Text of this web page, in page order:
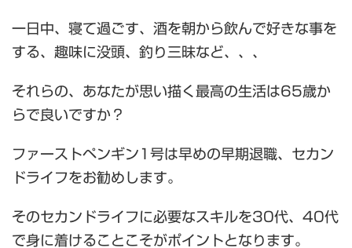
一日中、寝て過ごす、酒を朝から飲んで好きな事を
する、趣味に没頭、釣り三昧など、、、
それらの、あなたが思い描く最高の生活は65歳か
らで良いですか？
ファーストペンギン1号は早めの早期退職、セカン
ドライフをお勧めします。
そのセカンドライフに必要なスキルを30代、40代
で身に着けることこそがポイントとなります。